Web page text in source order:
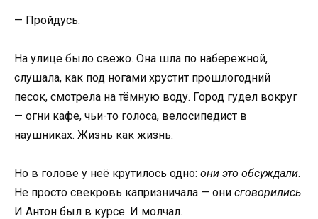
— Пройдусь.
На улице было свежо. Она шла по набережной,
слушала, как под ногами хрустит прошлогодний
песок, смотрела на тёмную воду. Город гудел вокруг
— огни кафе, чьи-то голоса, велосипедист в
наушниках. Жизнь как жизнь.
Но в голове у неё крутилось одно: они это обсуждали.
Не просто свекровь капризничала — они сговорились.
И Антон был в курсе. И молчал.